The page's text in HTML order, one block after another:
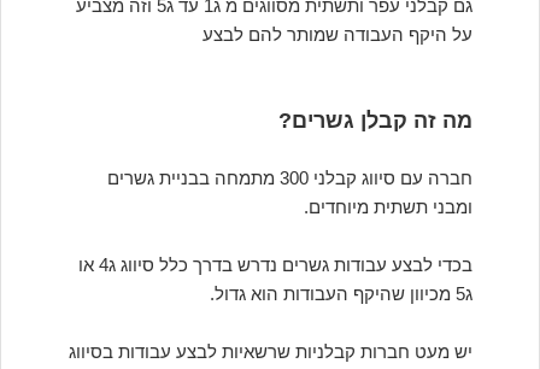
גם קבלני עפר ותשתית מסווגים מ ג1 עד ג5 וזה מצביע
על היקף העבודה שמותר להם לבצע
מה זה קבלן גשרים?
חברה עם סיווג קבלני 300 מתמחה בבניית גשרים
ומבני תשתית מיוחדים.
בכדי לבצע עבודות גשרים נדרש בדרך כלל סיווג ג4 או
ג5 מכיוון שהיקף העבודות הוא גדול.
יש מעט חברות קבלניות שרשאיות לבצע עבודות בסיווג